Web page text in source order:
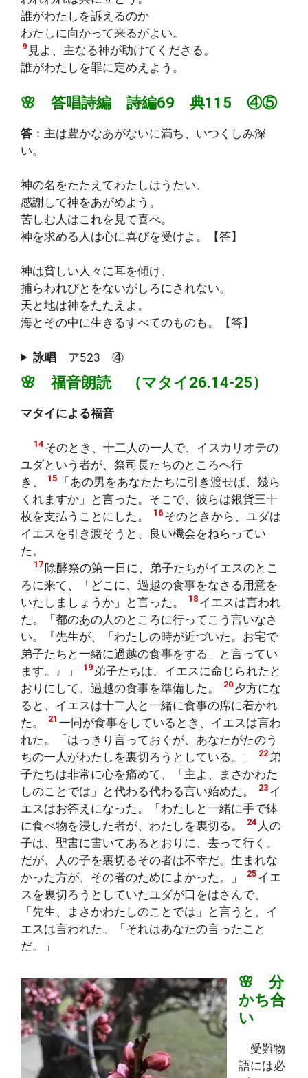
誰がわたしを訴えるのか
わたしに向かって来るがよい。
9 見よ、主なる神が助けてくださる。
誰がわたしを罪に定めえよう。
🌸 答唱詩編 詩編69 典115 ④⑤
答 ：主は豊かなあがないに満ち、いつくしみ深
い。
神の名をたたえてわたしはうたい、
感謝して神をあがめよう。
苦しむ人はこれを見て喜べ。
神を求める人は心に喜びを受けよ。【答】
神は貧しい人々に耳を傾け、
捕らわれびとをないがしろにされない。
天と地は神をたたえよ。
海とその中に生きるすべてのものも。【答】
詠唱 ア523 ④
🌸 福音朗読 （マタイ26.14-25）
マタイによる福音
14 そのとき、十二人の一人で、イスカリオテの
ユダという者が、祭司長たちのところへ行
き、
15
「あの男をあなたたちに引き渡せば、幾ら
くれますか」と言った。そこで、彼らは銀貨三十
枚を支払うことにした。
16 そのときから、ユダは
イエスを引き渡そうと、良い機会をねらってい
た。
17 除酵祭の第一日に、弟子たちがイエスのとこ
ろに来て、「どこに、過越の食事をなさる用意を
いたしましょうか」と言った。
18 イエスは言われ
た。「都のあの人のところに行ってこう言いなさ
い。『先生が、「わたしの時が近づいた。お宅で
弟子たちと一緒に過越の食事をする」と言ってい
ます。』」
19 弟子たちは、イエスに命じられたと
おりにして、過越の食事を準備した。
20 夕方にな
ると、イエスは十二人と一緒に食事の席に着かれ
た。
21 一同が食事をしているとき、イエスは言わ
れた。「はっきり言っておくが、あなたがたのう
ちの一人がわたしを裏切ろうとしている。」
22 弟
子たちは非常に心を痛めて、「主よ、まさかわた
しのことでは」と代わる代わる言い始めた。
23 イ
エスはお答えになった。「わたしと一緒に手で鉢
に食べ物を浸した者が、わたしを裏切る。
24 人の
子は、聖書に書いてあるとおりに、去って行く。
だが、人の子を裏切るその者は不幸だ。生まれな
かった方が、その者のためによかった。」
25 イエ
スを裏切ろうとしていたユダが口をはさんで、
「先生、まさかわたしのことでは」と言うと、イ
エスは言われた。「それはあなたの言ったこと
だ。」
🌸 分
かち合
い
受難物
語には必